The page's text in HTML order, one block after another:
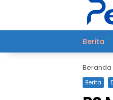
Berita
Beranda
Berita